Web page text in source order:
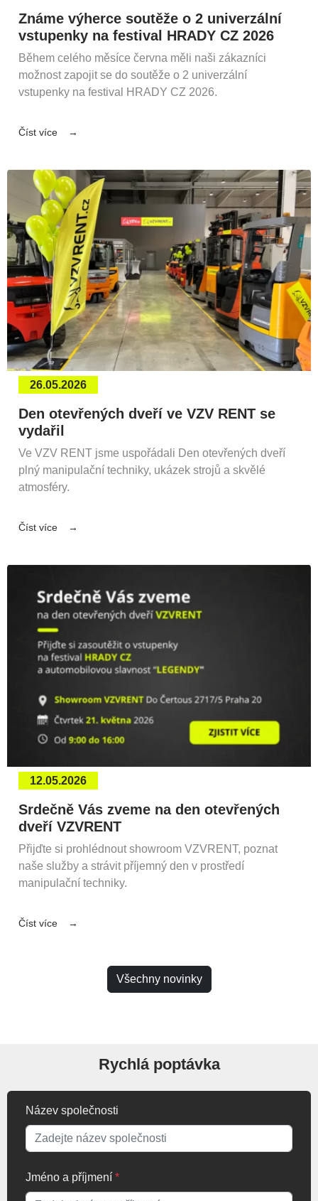
Známe výherce soutěže o 2 univerzální
vstupenky na festival HRADY CZ 2026
Během celého měsíce června měli naši zákazníci
možnost zapojit se do soutěže o 2 univerzální
vstupenky na festival HRADY CZ 2026.
Číst více
26.05.2026
Den otevřených dveří ve VZV RENT se
vydařil
Ve VZV RENT jsme uspořádali Den otevřených dveří
plný manipulační techniky, ukázek strojů a skvělé
atmosféry.
Číst více
12.05.2026
Srdečně Vás zveme na den otevřených
dveří VZVRENT
Přijďte si prohlédnout showroom VZVRENT, poznat
naše služby a strávit příjemný den v prostředí
manipulační techniky.
Číst více
Všechny novinky
Rychlá poptávka
Název společnosti
Jméno a příjmení *